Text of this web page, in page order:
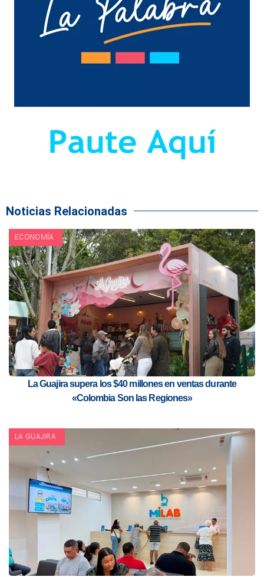
Noticias Relacionadas
ECONOMÍA
La Guajira supera los $40 millones en ventas durante
«Colombia Son las Regiones»
LA GUAJIRA